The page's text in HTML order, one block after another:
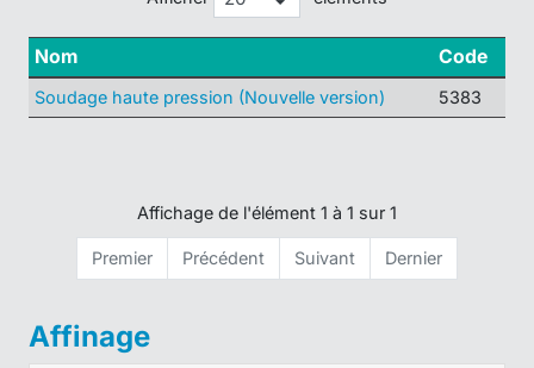
Nom Code
Soudage haute pression (Nouvelle version) 5383
Affichage de l'élément 1 à 1 sur 1
Premier Précédent Suivant Dernier
Affinage